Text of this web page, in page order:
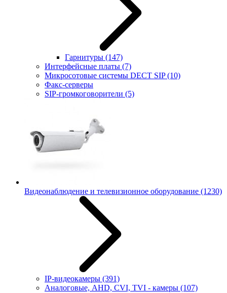
Гарнитуры (147)
Интерфейсные платы (7)
Микросотовые системы DECT SIP(10)
Факс-серверы
SIP-громкоговорители (5)
Видеонаблюдение и телевизионное оборудование (1230)
IP-видеокамеры (391)
Аналоговые, AHD, CVI, TVI - камеры (107)